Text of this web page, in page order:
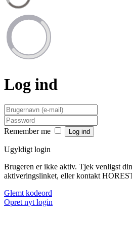
Log ind
Remember me
Ugyldigt login
Brugeren er ikke aktiv. Tjek venligst
aktiveringslinket, eller kontakt
Glemt kodeord
Opret nyt login